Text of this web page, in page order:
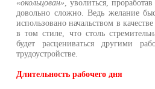
«окольцован» , уволиться,
довольно сложно. Ведь желание
использовано начальством в
в том стиле, что столь
будет расцениваться другими
трудоустройстве.
Длительность рабочего дня